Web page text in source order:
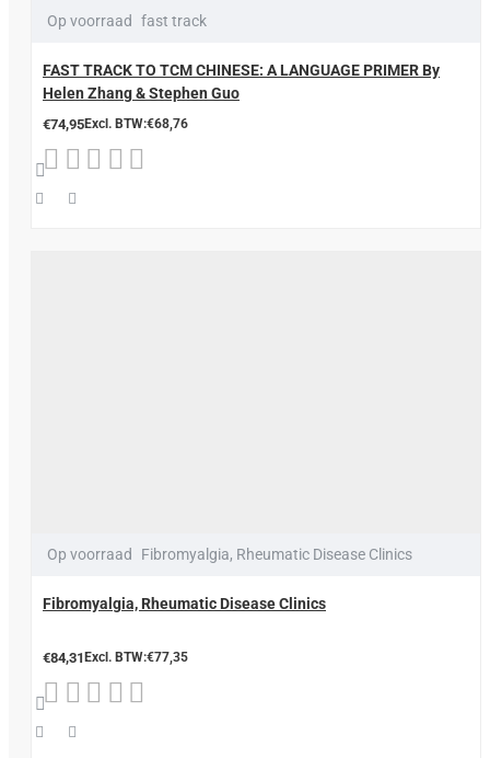
Op voorraad fast track
FAST TRACK TO TCM CHINESE: A LANGUAGE PRIMER By
Helen Zhang & Stephen Guo
€74,95Excl. BTW:€68,76
Op voorraad Fibromyalgia, Rheumatic Disease Clinics
Fibromyalgia, Rheumatic Disease Clinics
€84,31 Excl. BTW:€77,35